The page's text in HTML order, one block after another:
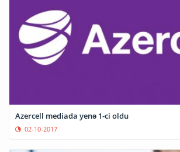
Azercell mediada yenə 1-ci oldu
02-10-2017